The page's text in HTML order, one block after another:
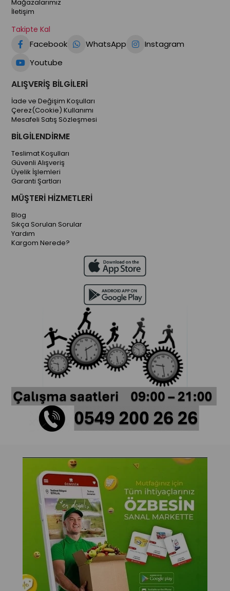
Mağazalarımız
İletişim
Takipte Kal
Facebook WhatsApp
Instagram
Youtube
ALIŞVERİŞ BİLGİLERİ
İade ve Değişim Koşulları
Çerez(Cookie) Kullanımı
Mesafeli Satış Sözleşmesi
BİLGİLENDİRME
Teslimat Koşulları
Güvenli Alışveriş
Üyelik İşlemleri
Garanti Şartları
MÜŞTERİ HİZMETLERİ
Blog
Sıkça Sorulan Sorular
Yardım
Kargom Nerede?